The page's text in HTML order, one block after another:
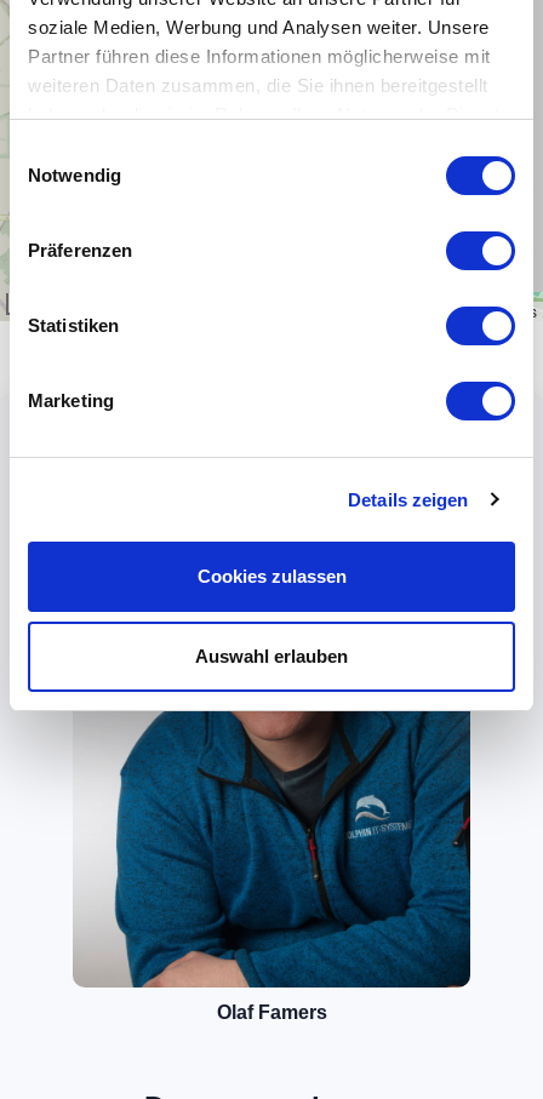
soziale Medien, Werbung und Analysen weiter. Unsere
Partner führen diese Informationen möglicherweise mit
weiteren Daten zusammen, die Sie ihnen bereitgestellt
haben oder die sie im Rahmen Ihrer Nutzung der Dienste
Notwendig
Präferenzen
Statistiken
Marketing
Details zeigen
Cookies zulassen
Auswahl erlauben
−
OpenStreetMapcontributors
Olaf Famers